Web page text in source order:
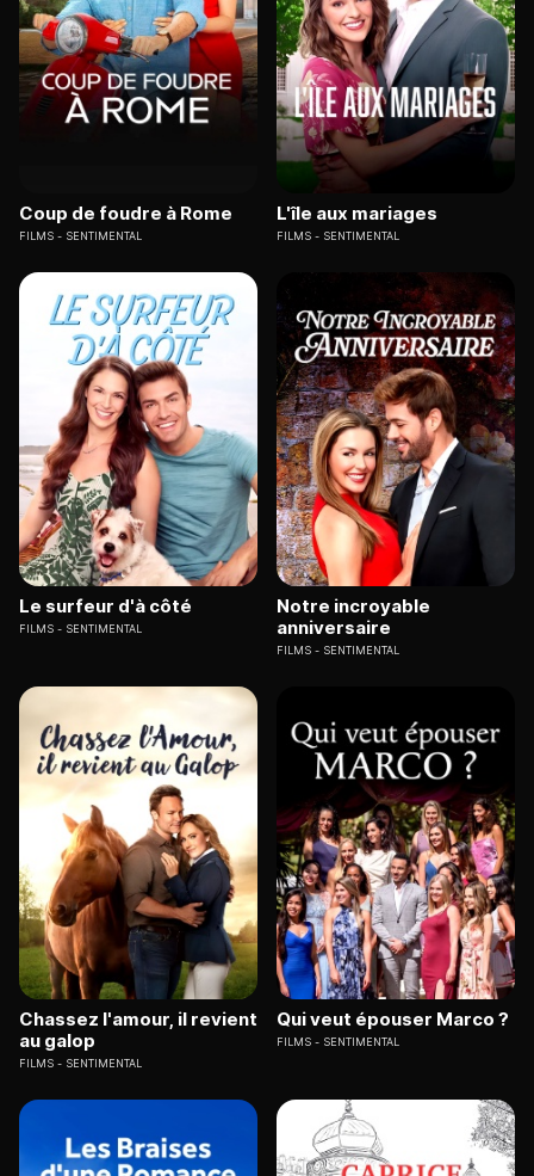
Coup de foudre à Rome
FILMS SENTIMENTAL
L'île aux mariages
FILMS SENTIMENTAL
Le surfeur d'à côté
FILMS SENTIMENTAL
Notre incroyable
anniversaire
FILMS SENTIMENTAL
Chassez l'amour, il revient
au galop
FILMS SENTIMENTAL
Qui veut épouser Marco ?
FILMS SENTIMENTAL